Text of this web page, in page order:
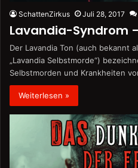
SchattenZirkus Juli 28, 2017
Lavandia-Syndrom
Der Lavandia Ton (auch bekannt
„Lavandia Selbstmorde“)
Selbstmorden und Krankheiten
Weiterlesen »